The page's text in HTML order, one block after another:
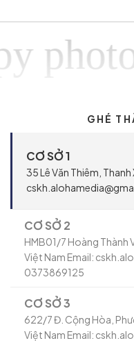
GHÉ
CƠ SỞ 1
35 Lê Văn Thiêm,
CƠ SỞ 2
HMB01/7 Hoàng Thành
Việt Nam Email:
0373869125
CƠ SỞ 3
622/7 Đ. Cộng Hòa,
Việt Nam Email: